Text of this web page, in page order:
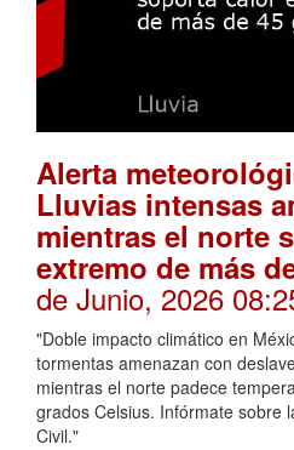
Alerta
Lluvias intensas
mientras el norte
extremo de más
de Junio, 2026
"Doble impacto climático en
tormentas amenazan con
mientras el norte padece
grados Celsius. Infórmate sobre
Civil."